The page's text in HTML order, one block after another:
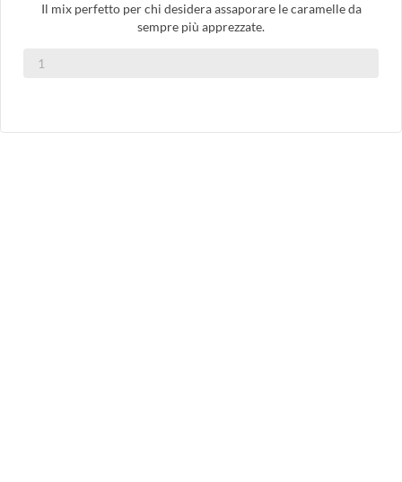
Il mix perfetto per chi desidera assaporare le caramelle da
sempre più apprezzate.